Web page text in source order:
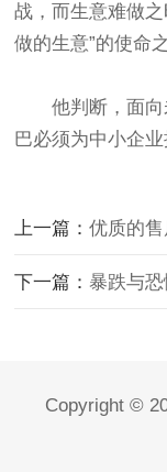
战，而生意难做
做的生意”的使命之
他判断，面向
巴必须为中小企业
上一篇：优质的
下一篇： 暴跌与
Copyright ©